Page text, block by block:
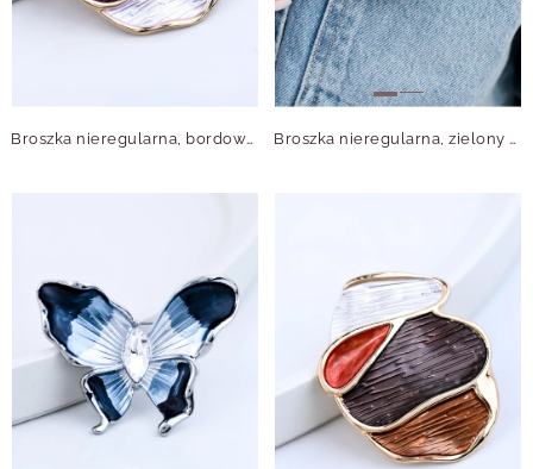
Broszka nieregularna, bordowy B713726Z00 Broszka nieregularna, zielony B713721Z00